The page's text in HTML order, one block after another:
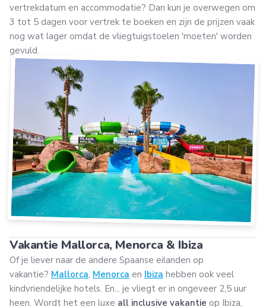
vertrekdatum en accommodatie? Dan kun je overwegen om
3 tot 5 dagen voor vertrek te boeken en zijn de prijzen vaak
nog wat lager omdat de vliegtuigstoelen 'moeten' worden
gevuld.
Vakantie Mallorca, Menorca & Ibiza
Of je liever naar de andere Spaanse eilanden op
vakantie? Mallorca, Menorca en Ibiza hebben ook veel
kindvriendelijke hotels. En... je vliegt er in ongeveer 2,5 uur
heen. Wordt het een luxe all inclusive vakantie op Ibiza,